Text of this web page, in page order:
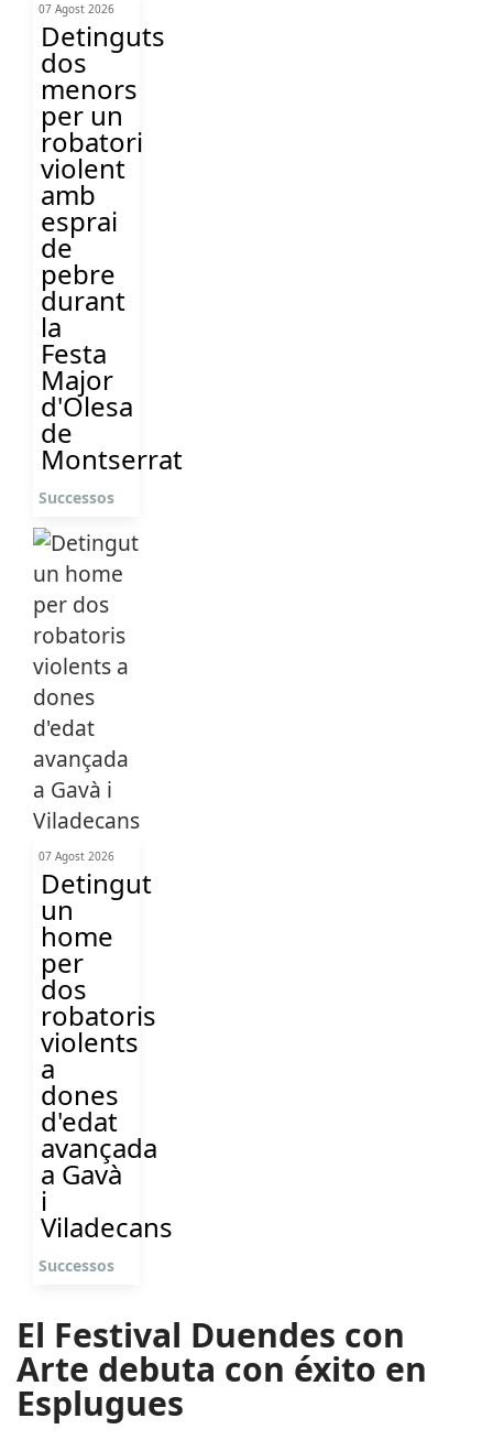
07 Agost 2026
Detinguts
dos
menors
per un
robatori
violent
amb
esprai
de
pebre
durant
la
Festa
Major
d'Olesa
de
Montserrat
Successos
07 Agost 2026
Detingut
un
home
per
dos
robatoris
violents
a
dones
d'edat
avançada
a Gavà
i
Viladecans
Successos
El Festival Duendes con
Arte debuta con éxito en
Esplugues